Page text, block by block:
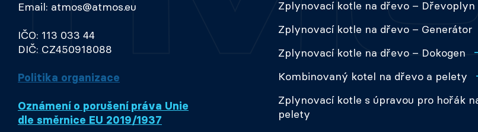
Email: atmos@atmos.eu
IČO: 113 033 44
DIČ: CZ450918088
Politika organizace
Oznámení o porušení práva Unie
dle směrnice EU 2019/1937
Zplynovací kotle na dřevo – Dřevoplyn
Zplynovací kotle na dřevo – Generátor
Zplynovací kotle na dřevo – Dokogen
Kombinovaný kotel na dřevo a pelety
Zplynovací kotle s úpravou pro hořák
pelety